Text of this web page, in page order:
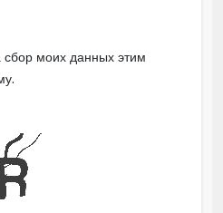
моих данных этим